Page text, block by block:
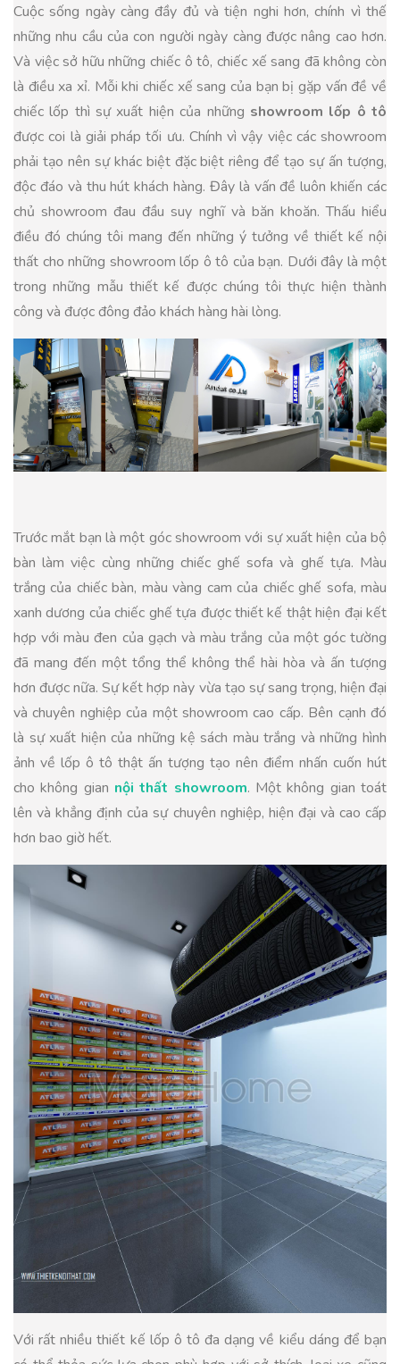
Cuộc sống ngày càng đầy đủ và tiện nghi hơn, chính vì thế
những nhu cầu của con người ngày càng được nâng cao hơn.
Và việc sở hữu những chiếc ô tô, chiếc xế sang đã không còn
là điều xa xỉ. Mỗi khi chiếc xế sang của bạn bị gặp vấn đề về
chiếc lốp thì sự xuất hiện của những showroom lốp ô tô
được coi là giải pháp tối ưu. Chính vì vậy việc các showroom
phải tạo nên sự khác biệt đặc biệt riêng để tạo sự ấn tượng,
độc đáo và thu hút khách hàng. Đây là vấn đề luôn khiến các
chủ showroom đau đầu suy nghĩ và băn khoăn. Thấu hiểu
điều đó chúng tôi mang đến những ý tưởng về thiết kế nội
thất cho những showroom lốp ô tô của bạn. Dưới đây là một
trong những mẫu thiết kế được chúng tôi thực hiện thành
công và được đông đảo khách hàng hài lòng.
Trước mắt bạn là một góc showroom với sự xuất hiện của bộ
bàn làm việc cùng những chiếc ghế sofa và ghế tựa. Màu
trắng của chiếc bàn, màu vàng cam của chiếc ghế sofa, màu
xanh dương của chiếc ghế tựa được thiết kế thật hiện đại kết
hợp với màu đen của gạch và màu trắng của một góc tường
đã mang đến một tổng thể không thể hài hòa và ấn tượng
hơn được nữa. Sự kết hợp này vừa tạo sự sang trọng, hiện đại
và chuyên nghiệp của một showroom cao cấp. Bên cạnh đó
là sự xuất hiện của những kệ sách màu trắng và những hình
ảnh về lốp ô tô thật ấn tượng tạo nên điểm nhấn cuốn hút
cho không gian nội thất showroom. Một không gian toát
lên và khẳng định của sự chuyên nghiệp, hiện đại và cao cấp
hơn bao giờ hết.
Với rất nhiều thiết kế lốp ô tô đa dạng về kiểu dáng để bạn